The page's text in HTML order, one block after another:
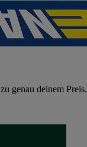
genau deinem Preis.